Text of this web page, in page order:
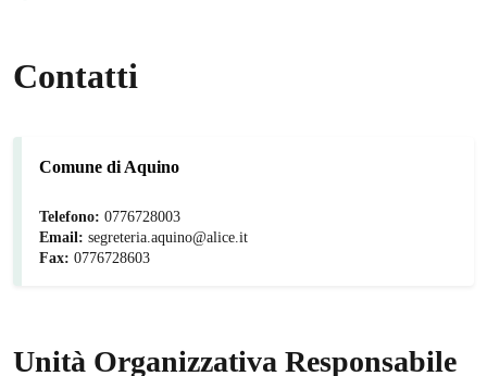
Contatti
Comune di Aquino
Telefono: 0776728003
Email: segreteria.aquino@alice.it
Fax: 0776728603
Unità Organizzativa Responsabile